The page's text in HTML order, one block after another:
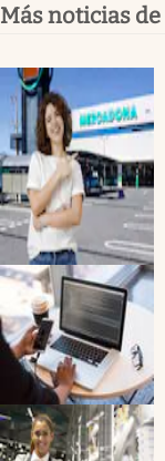
Más noticias de